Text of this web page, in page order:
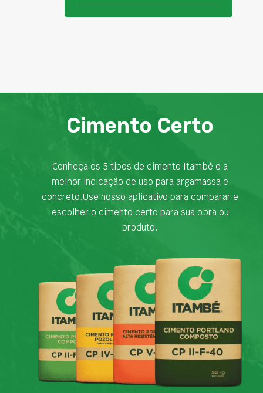
Cimento Certo
Conheça os 5 tipos de cimento Itambé e a
melhor indicação de uso para argamassa e
concreto.Use nosso aplicativo para comparar e
escolher o cimento certo para sua obra ou
produto.